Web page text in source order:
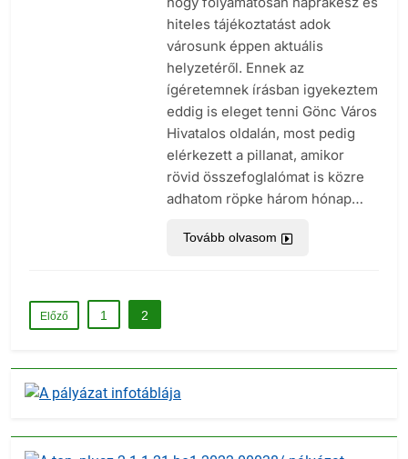
hiteles tájékoztatást adok
városunk éppen aktuális
helyzetéről. Ennek az
ígéretemnek írásban igyekeztem
eddig is eleget tenni Gönc Város
Hivatalos oldalán, most pedig
elérkezett a pillanat, amikor
rövid összefoglalómat is közre
adhatom röpke három hónap…
Tovább olvasom
Előző 1 2